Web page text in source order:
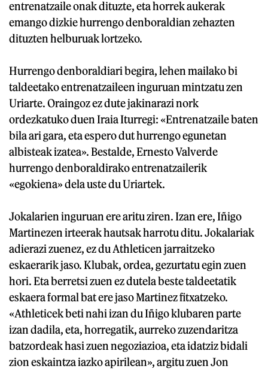
entrenatzaile onak dituzte, eta horrek aukerak
emango dizkie hurrengo denboraldian zehazten
dituzten helburuak lortzeko.
Hurrengo denboraldiari begira, lehen mailako bi
taldeetako entrenatzaileen inguruan mintzatu zen
Uriarte. Oraingoz ez dute jakinarazi nork
ordezkatuko duen Iraia Iturregi: «Entrenatzaile baten
bila ari gara, eta espero dut hurrengo egunetan
albisteak izatea». Bestalde, Ernesto Valverde
hurrengo denboraldirako entrenatzailerik
«egokiena» dela uste du Uriartek.
Jokalarien inguruan ere aritu ziren. Izan ere, Iñigo
Martinezen irteerak hautsak harrotu ditu. Jokalariak
adierazi zuenez, ez du Athleticen jarraitzeko
eskaerarik jaso. Klubak, ordea, gezurtatu egin zuen
hori. Eta berretsi zuen ez dutela beste taldeetatik
eskaera formal bat ere jaso Martinez fitxatzeko.
«Athleticek beti nahi izan du Iñigo klubaren parte
izan dadila, eta, horregatik, aurreko zuzendaritza
batzordeak hasi zuen negoziazioa, eta idatziz bidali
zion eskaintza iazko apirilean», argitu zuen Jon